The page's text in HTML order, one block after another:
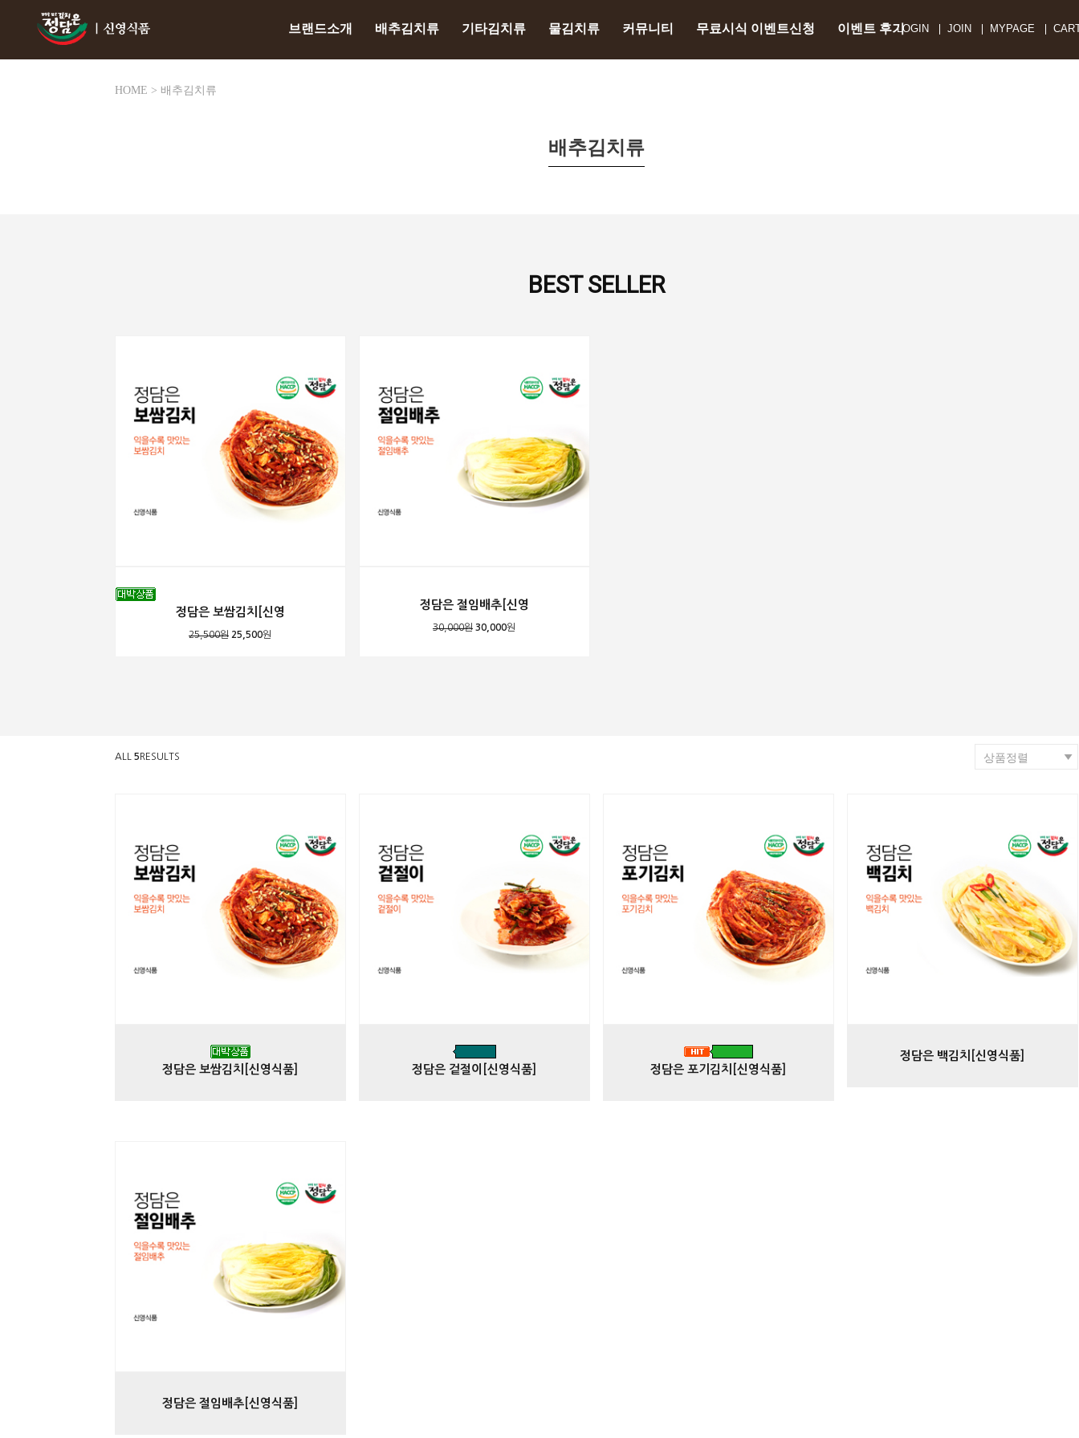
브랜드소개 배추김치류 기타김치류 물김치류 커뮤니티 무료시식 이벤트신청 이벤트 후기LOGIN JOIN MYPAGE
HOME > 배추김치류
배추김치류
BEST SELLER
정담은 보쌈김치[신영
25,500원 25,500원
정담은 절임배추[신영
30,000원 30,000원
ALL 5 RESULTS 상품정렬
정담은 보쌈김치[신영식품] 정담은 겉절이[신영식품] 정담은 포기김치[신영식품]
정담은 백김치[신영식품]
정담은 절임배추[신영식품]